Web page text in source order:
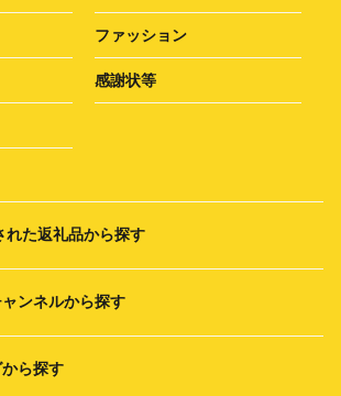
ファッション
感謝状等
れた返礼品から探す
ンネルから探す
ら探す